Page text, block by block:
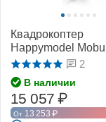
Квадрокоптер
Happymodel
(ELRS 2,4 ГГц)
2
В наличии
15 057 ₽
От 13 253 ₽